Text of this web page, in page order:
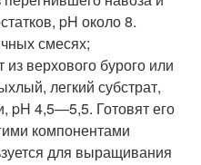
pH около 8.
смесях;
из верхового бурого или
легкий субстрат,
pH 4,5—5,5. Готовят его
компонентами
для выращивания